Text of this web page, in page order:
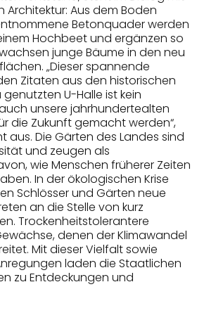
Aus dem Boden
Betonquader werden
Hochbeet und ergänzen so
junge Bäume in den neu
„Dieser spannende
Zitaten aus den historischen
U-Halle ist kein
unsere jahrhundertealten
die Zukunft gemacht werden“,
aus. Die Gärten des Landes sind
und zeugen als
wie Menschen früherer Zeiten
In der ökologischen Krise
Schlösser und Gärten neue
an die Stelle von kurz
Trockenheitstolerantere
denen der Klimawandel
Mit dieser Vielfalt sowie
laden die Staatlichen
zu Entdeckungen und